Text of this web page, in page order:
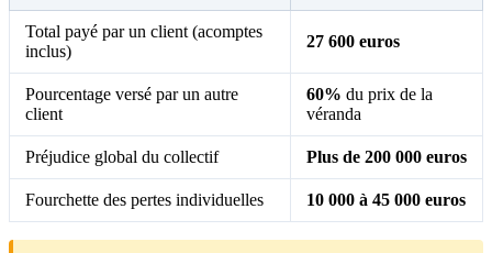
Total payé par un client (acomptes
inclus)
27 600 euros
Pourcentage versé par un autre
client
60% du prix de la
véranda
Préjudice global du collectif Plus de 200 000 euros
Fourchette des pertes individuelles 10 000 à 45 000 euros